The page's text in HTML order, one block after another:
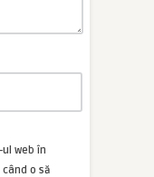
web în
o să